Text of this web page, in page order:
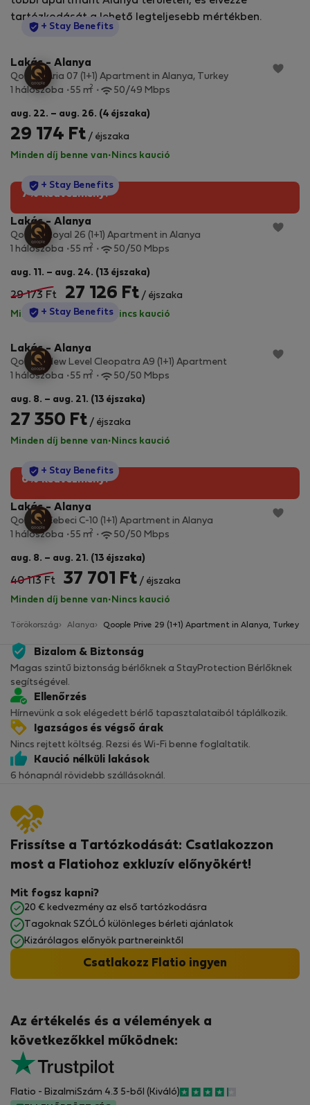
tartózkodását a lehető legteljesebb mértékben.
StayProtection
+ Stay Benefits
Lakás - Alanya
Qoople Aria 07 (1+1) Apartment in Alanya, Turkey
1 hálószoba
55 m2 50/49 Mbps
aug. 22. – aug. 26. (4 éjszaka)
29 174 Ft / éjszaka
Minden díj benne van· Nincs kaució
7% kedvezmény!
StayProtection
+ Stay Benefits
Lakás - Alanya
Qoople Royal 26 (1+1) Apartment in Alanya
1 hálószoba
55 m2 50/50 Mbps
aug. 11. – aug. 24. (13 éjszaka)
29 173 Ft 27 126 Ft / éjszaka
Minden díj benne van·Nincs kaució
StayProtection
+ Stay Benefits
Lakás - Alanya
Qoople New Level Cleopatra A9 (1+1) Apartment
1 hálószoba
55 m2 50/50 Mbps
aug. 8. – aug. 21. (13 éjszaka)
27 350 Ft / éjszaka
Minden díj benne van· Nincs kaució
6% kedvezmény!
StayProtection
+ Stay Benefits
Lakás - Alanya
Qoople Cebeci C-10 (1+1) Apartment in Alanya
1 hálószoba
55 m2 50/50 Mbps
aug. 8. – aug. 21. (13 éjszaka)
40 113 Ft 37 701 Ft / éjszaka
Minden díj benne van· Nincs kaució
Törökország Alanya Qoople Prive 29 (1+1) Apartment in Alanya, Turkey
Bizalom & Biztonság
Magas szintű biztonság bérlőknek a StayProtection Bérlőknek
segítségével.
Ellenőrzés
Hírnevünk a sok elégedett bérlő tapasztalataiból táplálkozik.
Igazságos és végső árak
Nincs rejtett költség. Rezsi és Wi-Fi benne foglaltatik.
Kaució nélküli lakások
6 hónapnál rövidebb szállásoknál.
Az értékelés és a vélemények a
következőkkel működnek:
Flatio - BizalmiSzám 4.3 5-ből (Kiváló)
Frissítse a Tartózkodását: Csatlakozzon
most a Flatiohoz exkluzív előnyökért!
Mit fogsz kapni?
20 € kedvezmény az első tartózkodásra
Tagoknak SZÓLÓ különleges bérleti ajánlatok
Kizárólagos előnyök partnereinktől
Csatlakozz Flatio ingyen